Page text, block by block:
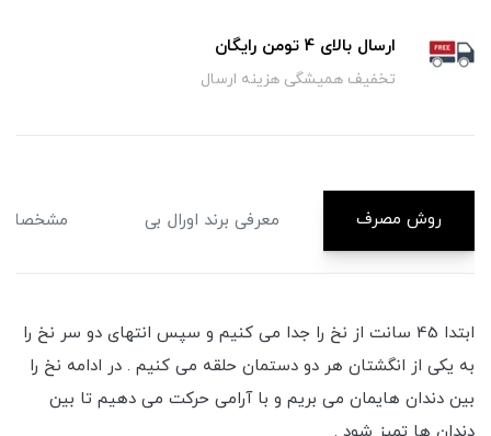
ارسال بالای 4 تومن رایگان
تخفیف همیشگی هزینه ارسال
روش مصرف معرفی برند اورال بی
ابتدا 45 سانت از نخ را جدا می کنیم و سپس انتهای دو سر نخ را
به یکی از انگشتان هر دو دستمان حلقه می کنیم . در ادامه نخ را
بین دندان هایمان می بریم و با آرامی حرکت می دهیم تا بین